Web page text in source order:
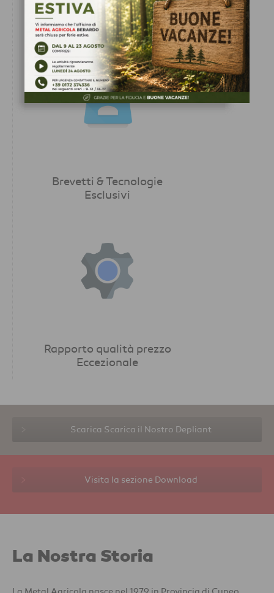
Velocità di lavoro
e potenza ineguagliabili
Brevetti & Tecnologie
Esclusivi
Rapporto qualità prezzo
Eccezionale
Scarica Scarica il Nostro Depliant
Visita la sezione Download
La Nostra Storia